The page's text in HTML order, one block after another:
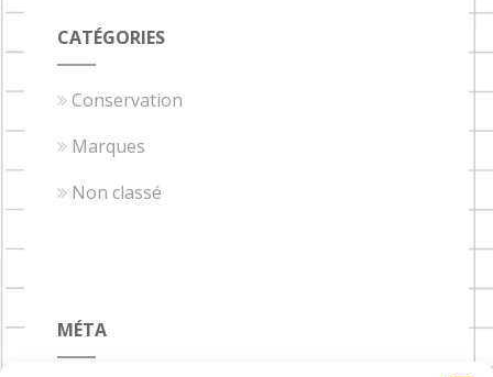
CATÉGORIES
Conservation
Marques
Non classé
MÉTA